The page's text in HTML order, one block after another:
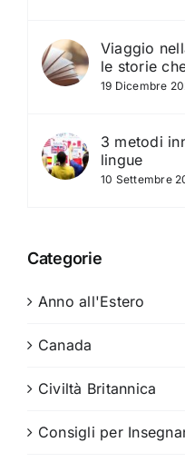
Viaggio
le storie
19 Dicembre
3 metodi
lingue
10 Settembre
Categorie
Anno all'Estero
Canada
Civiltà Britannica
Consigli per